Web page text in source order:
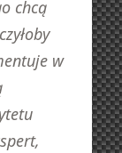
chcą
w